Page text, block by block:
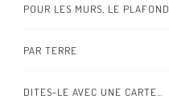
POUR LES MURS, LE PLAFOND
PAR TERRE
DITES-LE AVEC UNE CARTE…